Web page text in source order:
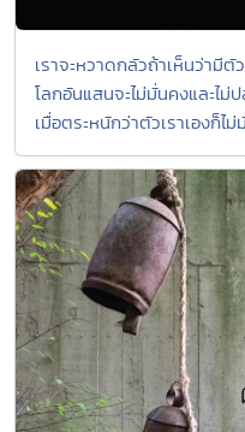
เราจะหวาดกลัวถ้าเห็นว่ามี
โลกอันแสนจะไม่มั่นคงและไ
เมื่อตระหนักว่าตัวเราเองก็ไ